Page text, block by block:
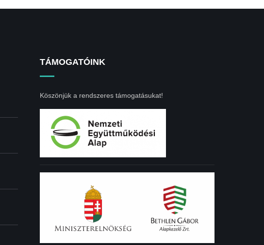
TÁMOGATÓINK
Köszönjük a rendszeres támogatásukat!